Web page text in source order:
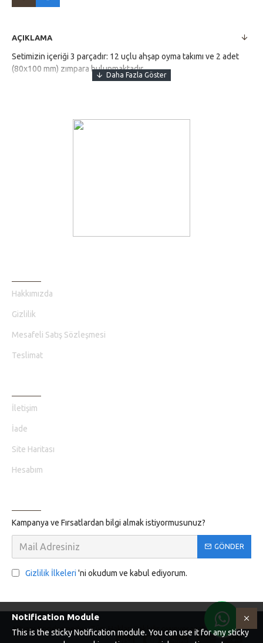
AÇIKLAMA
Setimizin içeriği 3 parçadır: 12 uçlu ahşap oyma takımı ve 2 adet
(80x100 mm) zımpara bulunmaktadır. ..
Hakkımızda
Gizlilik
Mesafeli Satış Sözleşmesi
Teslimat
İletişim
İade
Site Haritası
Hesabım
Kampanya ve Fırsatlardan bilgi almak istiyormusunuz?
GÖNDER
Gizlilik İlkeleri 'ni okudum ve kabul ediyorum.
Altyapı Koridormedya. Tüm Hakları Saklıdır oyunvesanat
Notification Module
This is the sticky Notification module. You can use it for any sticky